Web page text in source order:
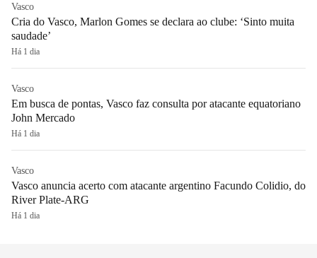
Vasco
Cria do Vasco, Marlon Gomes se declara ao clube: ‘Sinto muita
saudade’
Há 1 dia
Vasco
Em busca de pontas, Vasco faz consulta por atacante equatoriano
John Mercado
Há 1 dia
Vasco
Vasco anuncia acerto com atacante argentino Facundo Colidio, do
River Plate-ARG
Há 1 dia